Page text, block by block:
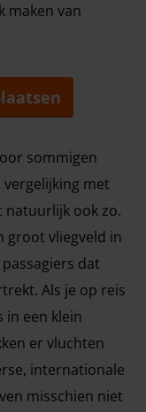
maken van
sommigen
vergelijking met
natuurlijk ook zo.
groot vliegveld in
dat
Als je op reis
in een klein
er vluchten
internationale
misschien niet